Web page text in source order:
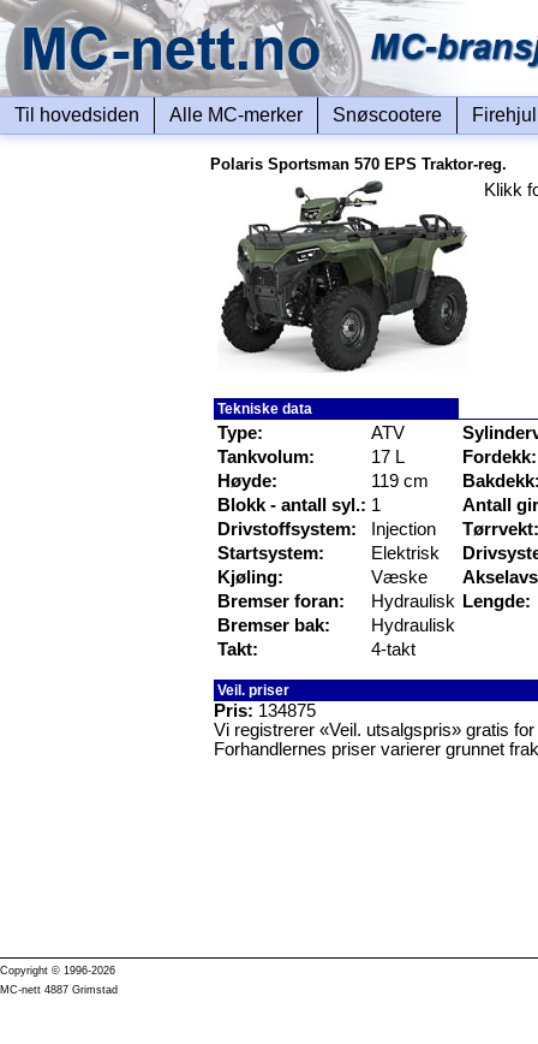
Til hovedsiden Alle MC-merker Snøscootere
Polaris Sportsman 570 EPS Traktor-reg.
Klikk
Tekniske data
Type:
ATV
Tankvolum:
17 L
Høyde:
119 cm
Blokk - antall syl.: 1
Drivstoffsystem:
Injection
Startsystem:
Elektrisk
Kjøling:
Væske
Bremser foran:
Hydraulisk
Bremser bak:
Hydraulisk
Takt:
4-takt
Fordekk:
Antall
Tørrvekt:
Lengde:
Veil. priser
Pris: 134875
Vi registrerer «Veil. utsalgspris» gratis
Forhandlernes priser varierer grunnet
Copyright © 1996-2026
MC-nett 4887 Grimstad